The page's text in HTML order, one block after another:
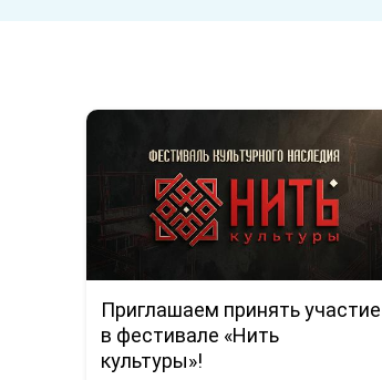
Приглашаем принять участие
в фестивале «Нить
культуры»!